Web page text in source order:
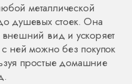
металлической
душевых стоек. Она
внешний вид и ускоряет
ней можно без покупок
простые домашние